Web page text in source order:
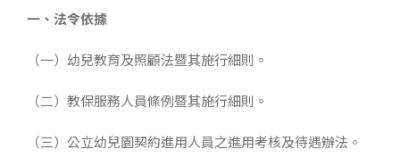
一、法令依據
（一）幼兒教育及照顧法暨其施行細則。
（二）教保服務人員條例暨其施行細則。
（三）公立幼兒園契約進用人員之進用考核及待遇辦法。